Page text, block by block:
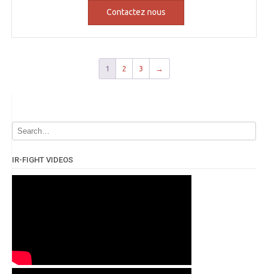
Contactez nous
1 2 3 →
IR-FIGHT VIDEOS